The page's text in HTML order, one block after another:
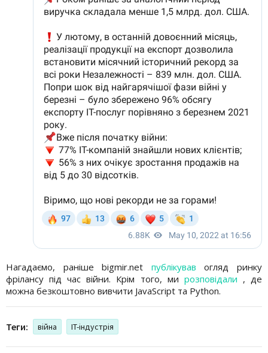
Нагадаємо, раніше bigmir.net публікував огляд ринку
фрілансу під час війни. Крім того, ми розповідали , де
можна безкоштовно вивчити JavaScript та Python.
Теги: війна IT-індустрія